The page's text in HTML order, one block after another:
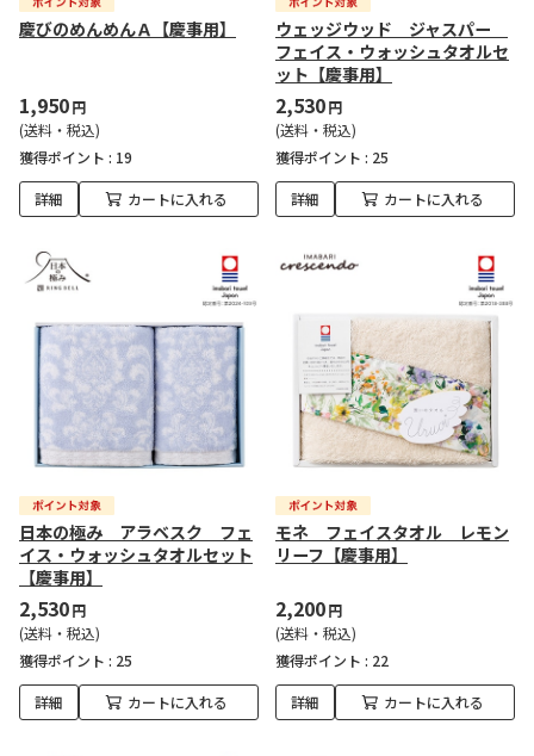
慶びのめんめんＡ【慶事用】
1,950円
(送料・税込)
獲得ポイント : 19
詳細 カートに入れる
ウェッジウッド ジャスパー
フェイス・ウォッシュタオルセ
ット【慶事用】
2,530円
(送料・税込)
獲得ポイント : 25
詳細 カートに入れる
日本の極み アラベスク フェ
イス・ウォッシュタオルセット
【慶事用】
2,530円
(送料・税込)
獲得ポイント : 25
詳細 カートに入れる
モネ フェイスタオル レモン
リーフ【慶事用】
2,200円
(送料・税込)
獲得ポイント : 22
詳細 カートに入れる